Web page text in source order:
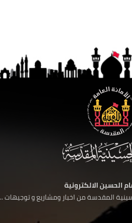
الحسين الالكترونية
المقدسة من اخبار ومشاريع و توجيهات